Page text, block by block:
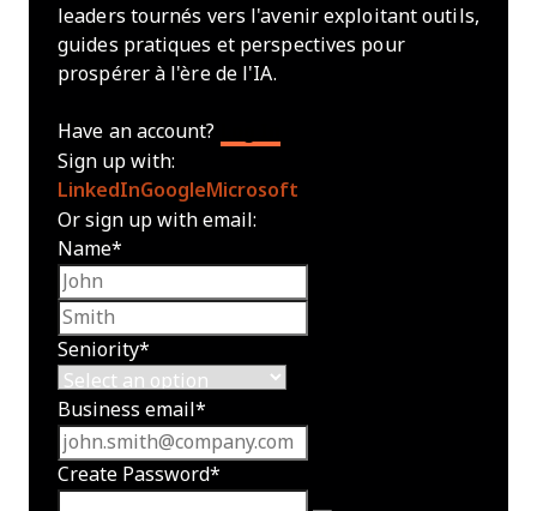
leaders tournés vers l'avenir exploitant outils,
guides pratiques et perspectives pour
prospérer à l'ère de l'IA.
Have an account?
Sign up with:
LinkedInGoogle Microsoft
Or sign up with email:
Name*
Seniority*
Business email *
Create Password*